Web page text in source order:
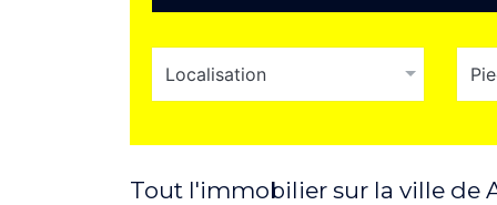
Localisation
Tout l'immobilier sur la ville de